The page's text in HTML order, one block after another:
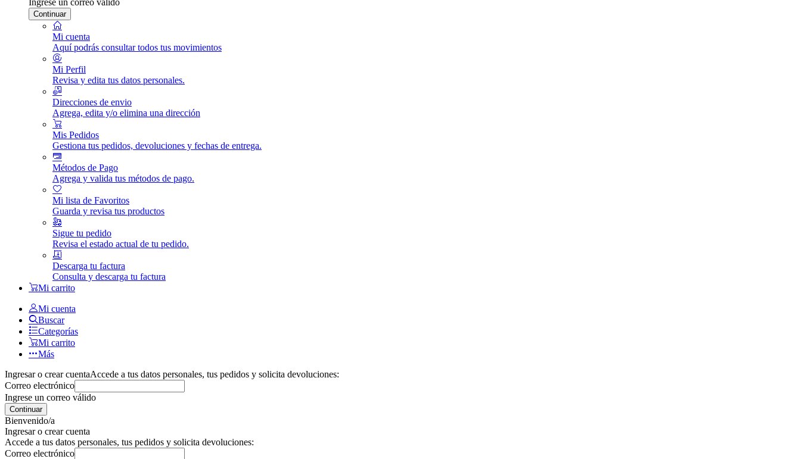
Continuar
Mi cuenta
Aquí podrás consultar todos tus movimientos
Mi Perfil
Revisa y edita tus datos personales.
Direcciones de envio
Agrega, edita y/o elimina una dirección
Mis Pedidos
Gestiona tus pedidos, devoluciones y fechas de entrega.
Métodos de Pago
Agrega y valida tus métodos de pago.
Mi lista de Favoritos
Guarda y revisa tus productos
Sigue tu pedido
Revisa el estado actual de tu pedido.
Descarga tu factura
Consulta y descarga tu factura
Mi carrito
Mi cuenta
Buscar
Categorías
Mi carrito
Más
Ingresar o crear cuentaAccede a tus datos personales, tus pedidos y solicita devoluciones:
Correo electrónico
Ingrese un correo válido
Continuar
Bienvenido/a
Ingresar o crear cuenta
Accede a tus datos personales, tus pedidos y solicita devoluciones:
Correo electrónico